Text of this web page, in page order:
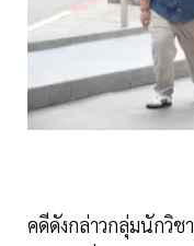
คดีดังกล่าวกลุ่มนักวิช